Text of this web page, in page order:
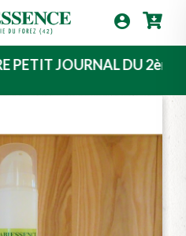

JOURNAL DU 2ème